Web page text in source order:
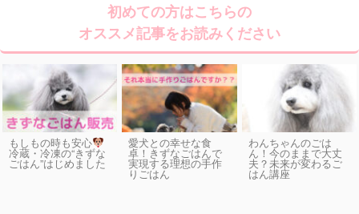
初めての方はこちらの
オススメ記事をお読みください
もしもの時も安心
冷蔵・冷凍の“きずな
ごはん”はじめました
愛犬との幸せな食
卓！きずなごはんで
実現する理想の手作
りごはん
わんちゃんのごは
ん！今のままで大丈
夫？未来が変わるご
はん講座